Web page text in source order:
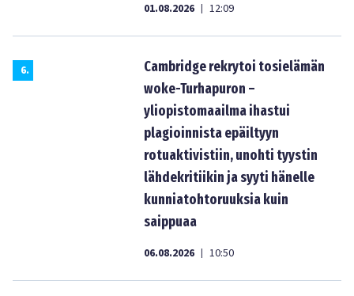
01.08.2026 | 12:09
6.
Cambridge rekrytoi tosielämän
woke-Turhapuron –
yliopistomaailma ihastui
plagioinnista epäiltyyn
rotuaktivistiin, unohti tyystin
lähdekritiikin ja syyti hänelle
kunniatohtoruuksia kuin
saippuaa
06.08.2026 | 10:50